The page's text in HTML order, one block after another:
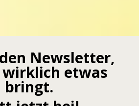
Newsletter,
etwas
bringt.